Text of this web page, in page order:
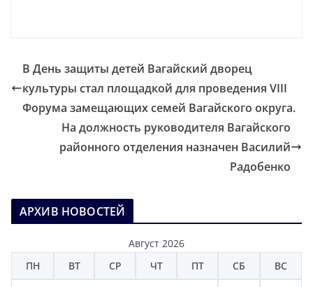
В День защиты детей Вагайский дворец
культуры стал площадкой для проведения VIII
Форума замещающих семей Вагайского округа.
На должность руководителя Вагайского
районного отделения назначен Василий
Радобенко
АРХИВ НОВОСТЕЙ
Август 2026
ПН
ВТ СР ЧТ ПТ СБ ВС